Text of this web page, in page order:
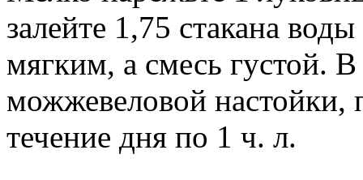
залейте 1,75 стакана
мягким, а смесь густой.
можжевеловой настойки,
течение дня по 1 ч. л.